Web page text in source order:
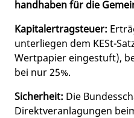
handhaben für die
Kapitalertragsteuer:
unterliegen dem KESt-
Wertpapier eingestuft),
bei nur 25%.
Sicherheit: Die
Direktveranlagungen